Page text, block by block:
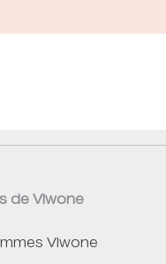
de Viwone
Viwone